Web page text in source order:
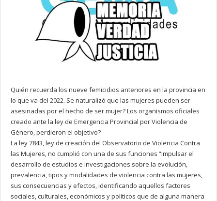
Quién recuerda los nueve femicidios anteriores en la provincia en
lo que va del 2022. Se naturalizó que las mujeres pueden ser
asesinadas por el hecho de ser mujer? Los organismos oficiales
creado ante la ley de Emergencia Provincial por Violencia de
Género, perdieron el objetivo?
La ley 7843, ley de creación del Observatorio de Violencia Contra
las Mujeres, no cumplió con una de sus funciones “Impulsar el
desarrollo de estudios e investigaciones sobre la evolución,
prevalencia, tipos y modalidades de violencia contra las mujeres,
sus consecuencias y efectos, identificando aquellos factores
sociales, culturales, económicos y políticos que de alguna manera